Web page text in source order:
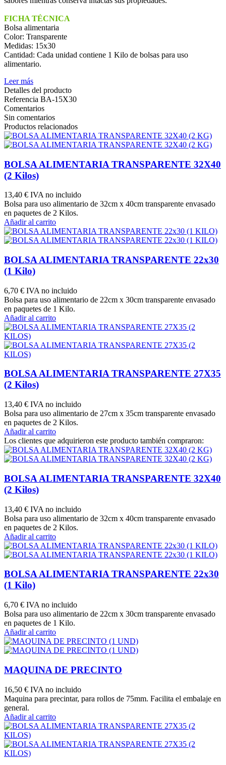
FICHA TÉCNICA
Bolsa alimentaria
Color: Transparente
Medidas: 15x30
Cantidad: Cada unidad contiene 1 Kilo de bolsas para uso
alimentario.
Leer más
Detalles del producto
Referencia BA-15X30
Comentarios
Sin comentarios
Productos relacionados
BOLSA ALIMENTARIA TRANSPARENTE 32X40
(2 Kilos)
13,40 € IVA no incluido
Bolsa para uso alimentario de 32cm x 40cm transparente envasado
en paquetes de 2 Kilos.
Añadir al carrito
BOLSA ALIMENTARIA TRANSPARENTE 22x30
(1 Kilo)
6,70 € IVA no incluido
Bolsa para uso alimentario de 22cm x 30cm transparente envasado
en paquetes de 1 Kilo.
Añadir al carrito
BOLSA ALIMENTARIA TRANSPARENTE 27X35
(2 Kilos)
13,40 € IVA no incluido
Bolsa para uso alimentario de 27cm x 35cm transparente envasado
en paquetes de 2 Kilos.
Añadir al carrito
Los clientes que adquirieron este producto también compraron:
BOLSA ALIMENTARIA TRANSPARENTE 32X40
(2 Kilos)
13,40 € IVA no incluido
Bolsa para uso alimentario de 32cm x 40cm transparente envasado
en paquetes de 2 Kilos.
Añadir al carrito
BOLSA ALIMENTARIA TRANSPARENTE 22x30
(1 Kilo)
6,70 € IVA no incluido
Bolsa para uso alimentario de 22cm x 30cm transparente envasado
en paquetes de 1 Kilo.
Añadir al carrito
MAQUINA DE PRECINTO
16,50 € IVA no incluido
Maquina para precintar, para rollos de 75mm. Facilita el embalaje en
general.
Añadir al carrito